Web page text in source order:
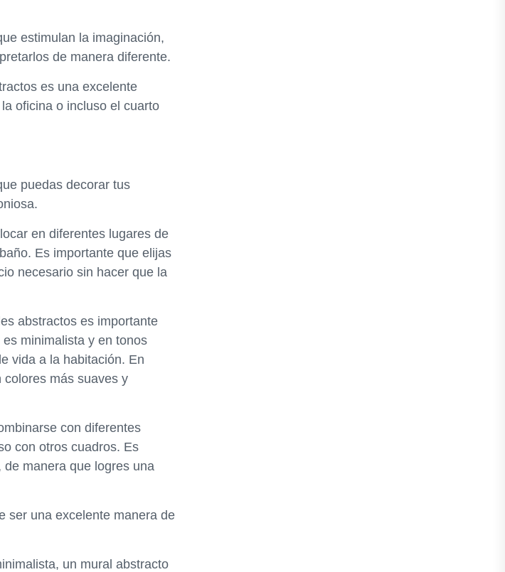
estimulan la imaginación,
de manera diferente.
es una excelente
oficina o incluso el cuarto
puedas decorar tus
en diferentes lugares de
Es importante que elijas
necesario sin hacer que la
abstractos es importante
minimalista y en tonos
vida a la habitación. En
más suaves y
con diferentes
con otros cuadros. Es
manera que logres una
ser una excelente manera de
un mural abstracto